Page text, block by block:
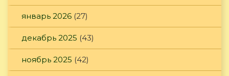
январь 2026 (27)
декабрь 2025 (43)
ноябрь 2025 (42)